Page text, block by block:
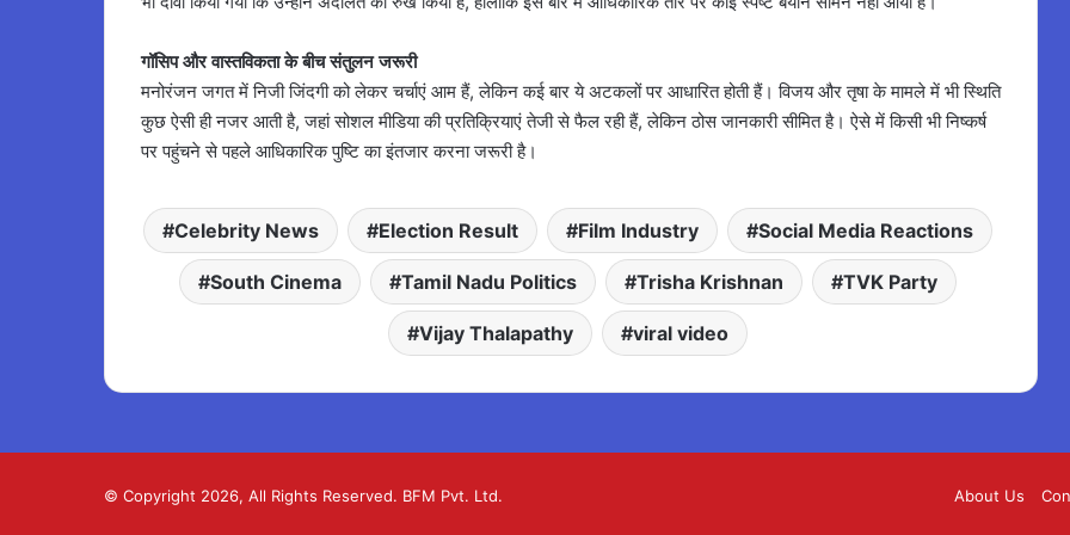
गॉसिप और वास्तविकता के बीच संतुलन जरूरी
मनोरंजन जगत में निजी जिंदगी को लेकर चर्चाएं आम हैं, लेकिन कई बार ये अटकलों पर आधारित होती हैं। विजय और तृषा के मामले में भी स्थिति
कुछ ऐसी ही नजर आती है, जहां सोशल मीडिया की प्रतिक्रियाएं तेजी से फैल रही हैं, लेकिन ठोस जानकारी सीमित है। ऐसे में किसी भी निष्कर्ष
पर पहुंचने से पहले आधिकारिक पुष्टि का इंतजार करना जरूरी है।
Celebrity News Election Result Film Industry Social Media Reactions
South Cinema Tamil Nadu Politics Trisha Krishnan TVK Party
Vijay Thalapathy viral video
© Copyright 2026, All Rights Reserved. BFM Pvt. Ltd. About Us